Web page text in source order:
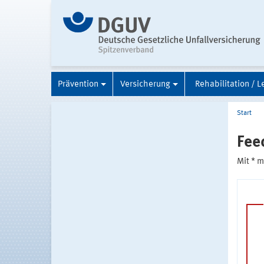
Prävention Versicherung Rehabilitation /
Start
Mit *